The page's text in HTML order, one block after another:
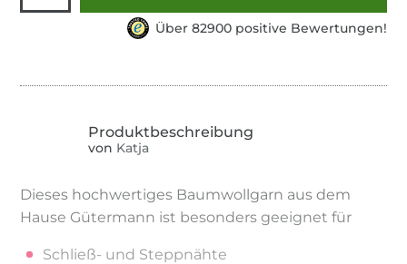
Über 82900 positive Bewertungen!
von Katja
Dieses hochwertiges Baumwollgarn aus dem
Hause Gütermann ist besonders geeignet für
Schließ- und Steppnähte